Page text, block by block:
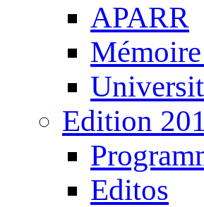
APARR
Edition
Editos